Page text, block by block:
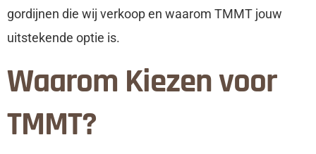
gordijnen die wij verkoop en waarom TMMT jouw
uitstekende optie is.
Waarom Kiezen voor
TMMT?